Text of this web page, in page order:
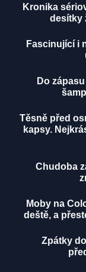
Kronika
desítky
Fascinující i
Do
Těsně před
kapsy.
Chudoba
Moby na
deště, a
Zpátky